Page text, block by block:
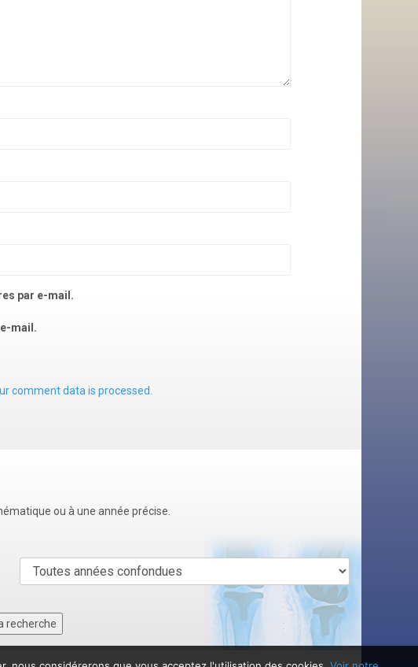
par e-mail.
mail.
comment data is processed.
ou à une année précise.